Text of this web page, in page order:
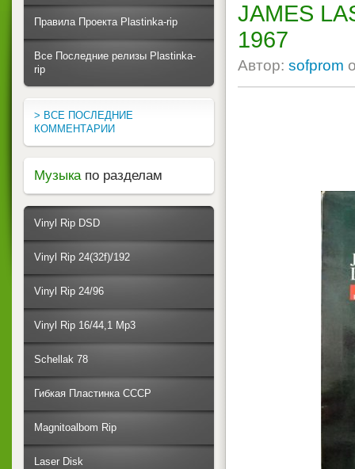
JAMES
1967
Автор: sofprom
Правила Проекта Plastinka-rip
Все Последние релизы Plastinka-
rip
> ВСЕ ПОСЛЕДНИЕ
КОММЕНТАРИИ
Музыка по разделам
Vinyl Rip DSD
Vinyl Rip 24(32f)/192
Vinyl Rip 24/96
Vinyl Rip 16/44,1 Mp3
Schellak 78
Гибкая Пластинка СССР
Magnitoalbom Rip
Laser Disk